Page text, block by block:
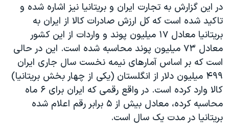
در این گزارش به تجارت ایران و بریتانیا نیز اشاره شده و
تاکید شده است که کل ارزش صادرات کالا از ایران به
بریتانیا معادل ۱۷ میلیون پوند و واردات از این کشور
معادل ۷۳ میلیون پوند محاسبه شده است. این در حالی
است که بر اساس آمارهای نیمه نخست سال جاری ایران
۴۹۹ میلیون دلار از انگلستان (یکی از چهار بخش بریتانیا)
کالا وارد کرده است. در واقع رقمی که ایران برای ۶ ماه
محاسبه کرده، معادل بیش از ۵ برابر رقم اعلام‌ شده
بریتانیا در مدت یک سال است.